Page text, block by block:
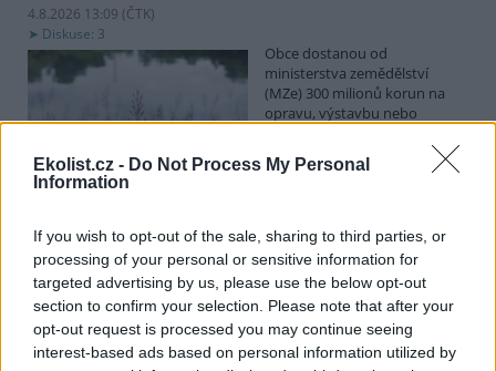
Ekolist.cz - Do Not Process My Personal
Information
If you wish to opt-out of the sale, sharing to third parties, or
processing of your personal or sensitive information for
targeted advertising by us, please use the below opt-out
section to confirm your selection. Please note that after your
opt-out request is processed you may continue seeing
interest-based ads based on personal information utilized by
4.8.2026 13:09 (ČTK)
Diskuse: 3
Obce dostanou od
ministerstva zemědělství
(MZe) 300 milionů korun na
opravu, výstavbu nebo
nádrží. Žádost o dotace mohou podávat od 7. září do 7. října.
i kamenné stáje
4.8.2026 12:52 (ČTK)
Hospodářská zvířata na jihu
Čech se při tropických
teplotách ochlazují v
remízkách i kamenných stájích.
Někteří jihočeští farmáři